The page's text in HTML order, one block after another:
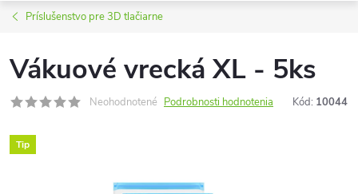
Príslušenstvo pre 3D tlačiarne
Vákuové vrecká XL - 5ks
Neohodnotené Podrobnosti hodnotenia Kód: 10044
Tip